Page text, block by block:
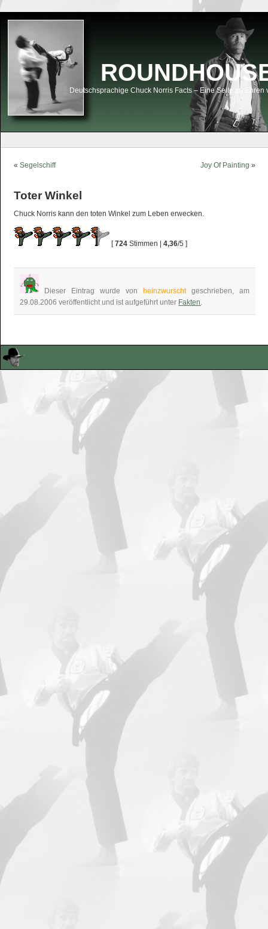
Deutschsprachige Chuck Norris Facts – Eine Seite zu
«Segelschiff Joy Of Painting »
Toter Winkel
Chuck Norris kann den toten Winkel zum Leben erwecken.
[724 Stimmen |4,36/5 ]
Dieser Eintrag wurde von heinzwurschtgeschrieben, am
29.08.2006 veröffentlicht und ist aufgeführt unter Fakten.